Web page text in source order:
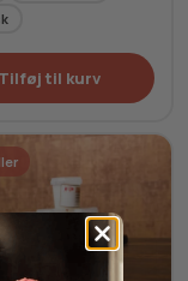
Tilføj til kurv